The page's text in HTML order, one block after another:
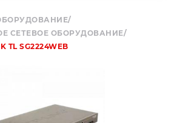
/
СЕТЕВОЕ ОБОРУДОВАНИЕ/
SG2224WEB